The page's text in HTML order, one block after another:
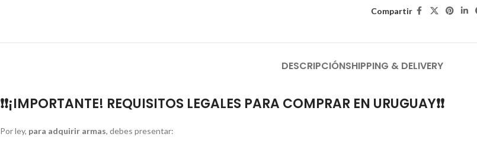
Compartir
DESCRIPCIÓNSHIPPING & DELIVERY
❗❗¡IMPORTANTE! REQUISITOS LEGALES PARA COMPRAR EN URUGUAY❗❗
Por ley, para adquirir armas, debes presentar: